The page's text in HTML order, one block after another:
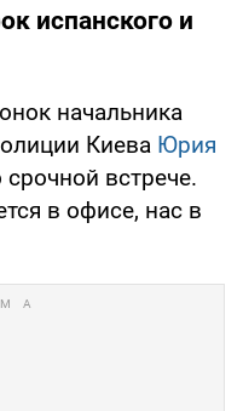
испанского и
начальника
Киева Юрия
встрече.
в офисе, нас в